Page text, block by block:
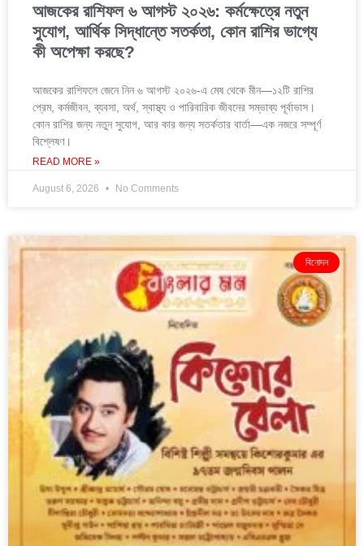
আজকের রাশিফল ৬ আগস্ট ২০২৬: কর্মক্ষেত্রে নতুন
সুযোগ, আর্থিক সিদ্ধান্তে সতর্কতা, কোন রাশির ভাগ্যে
কী অপেক্ষা করছে?
আজকের রাশিফলে জেনে নিন ৬ আগস্ট ২০২৬-এ মেষ থেকে মীন—১২টি রাশির
প্রেম, কর্মজীবন, ব্যবসা, অর্থ, স্বাস্থ্য ও পারিবারিক জীবনের সম্ভাব্য পূর্বাভাস।
কোন রাশির জন্য নতুন সুযোগ, আর কার জন্য সতর্কতার বার্তা—এক নজরে সম্পূর্ণ
বিশ্লেষণ।
READ MORE »
August 6, 2026 No Comments
বিনোদন